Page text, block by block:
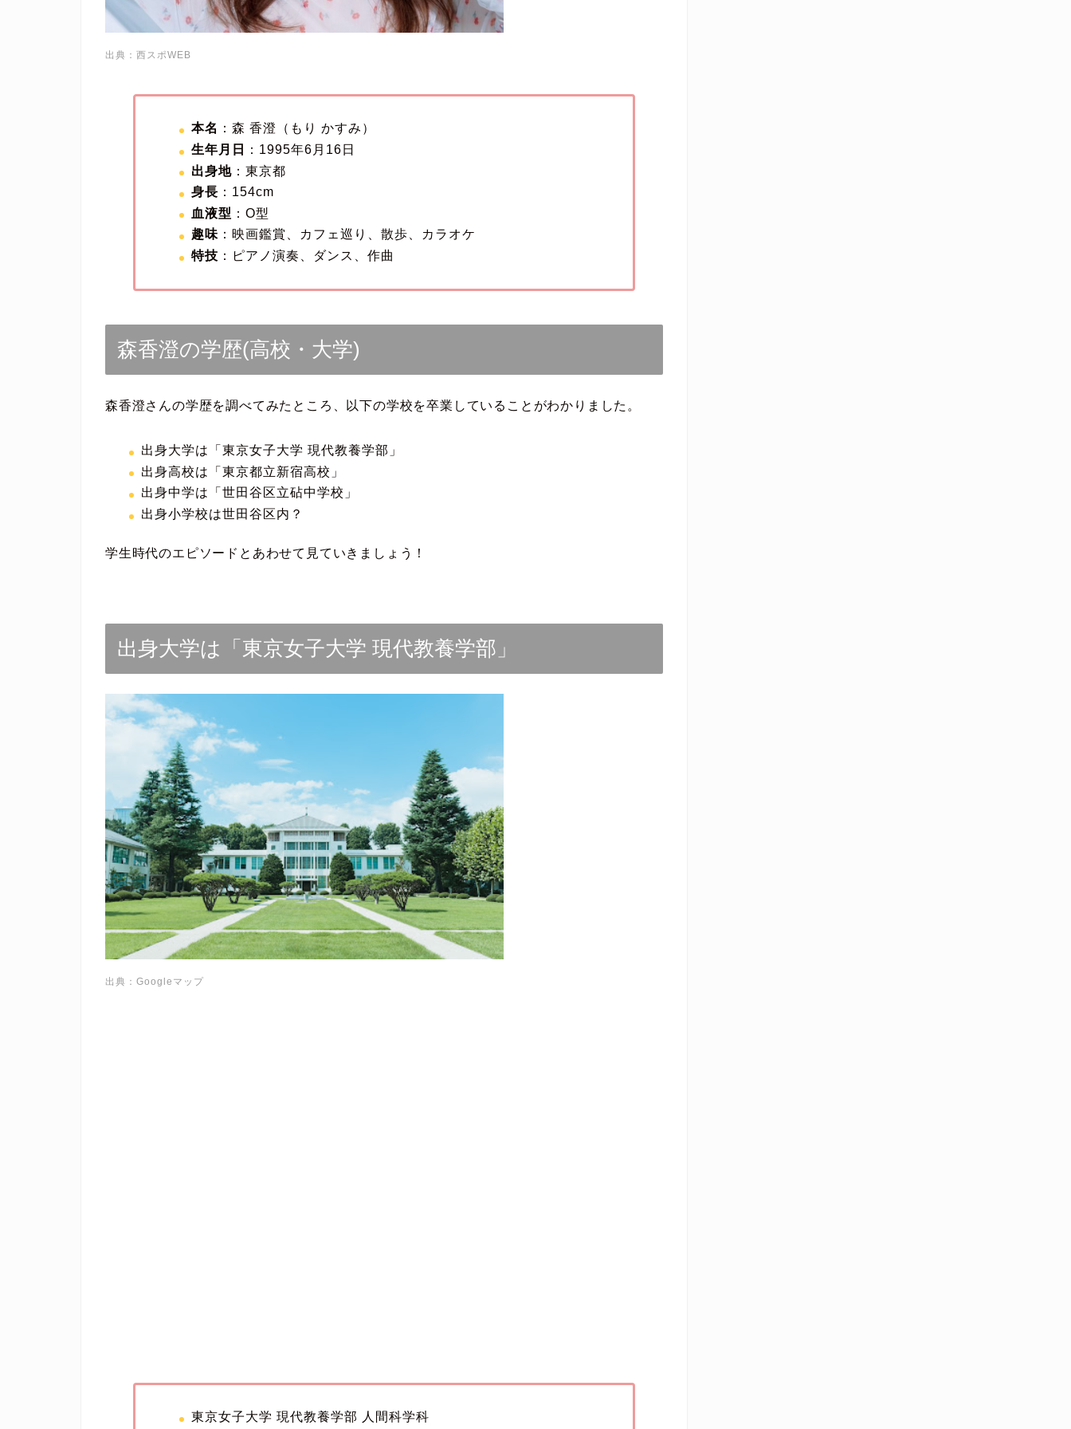
出典：西スポWEB
本名 ：森 香澄（もり かすみ）
生年月日
：1995年6月16日
出身地：東京都
身長 ：154cm
血液型 ：O型
趣味：映画鑑賞、カフェ巡り、散歩、カラオケ
特技 ：ピアノ演奏、ダンス、作曲
森香澄の学歴(高校・大学)
森香澄さんの学歴を調べてみたところ、以下の学校を卒業していることがわかりました。
出身大学は「東京女子大学 現代教養学部」
出身高校は「東京都立新宿高校」
出身中学は「世田谷区立砧中学校」
出身小学校は世田谷区内？
学生時代のエピソードとあわせて見ていきましょう！
出身大学は「東京女子大学 現代教養学部」
出典：Googleマップ
東京女子大学 現代教養学部 人間科学科